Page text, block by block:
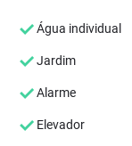
Água individual
Jardim
Alarme
Elevador